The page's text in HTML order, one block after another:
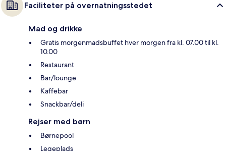
Faciliteter på overnatningsstedet
Mad og drikke
Gratis morgenmadsbuffet hver morgen fra kl. 07.00 til kl.
10.00
Restaurant
Bar/lounge
Kaffebar
Snackbar/deli
Rejser med børn
Børnepool
Legeplads